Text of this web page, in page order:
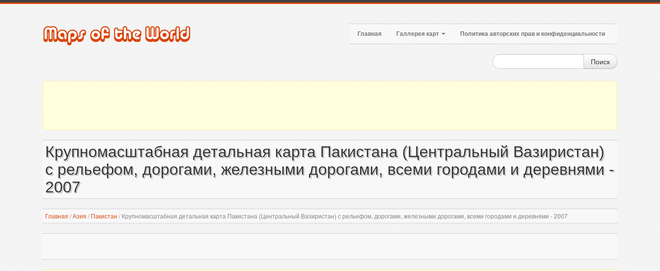
Главная Галлерея карт Политика авторских прав и конфиденциальности
Поиск
Крупномасштабная детальная карта Пакистана (Центральный Вазиристан)
с рельефом, дорогами, железными дорогами, всеми городами и деревнями -
2007
Главная /Азия / Пакистан /Крупномасштабная детальная карта Пакистана (Центральный Вазиристан) с рельефом, дорогами, железными дорогами, всеми городами и деревнями - 2007